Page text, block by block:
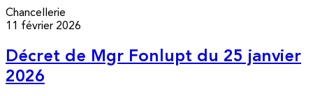
Chancellerie
11 février 2026
Décret de Mgr Fonlupt du 25 janvier
2026